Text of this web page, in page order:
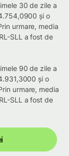
30 de zile a
și o
urmare, media
SLL a fost de
90 de zile a
și o
urmare, media
SLL a fost de